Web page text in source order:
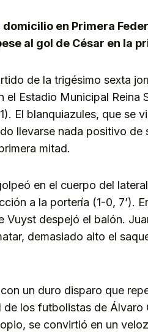
en Primera
al gol de César en la
de la trigésimo sexta
el Estadio Municipal Reina
El blanquiazules, que se
llevarse nada positivo de
mitad.
en el cuerpo del
a la portería (1-0, 7’).
Vuyst despejó el balón.
demasiado alto el
un duro disparo que
de los futbolistas de Álvaro
se convirtió en un